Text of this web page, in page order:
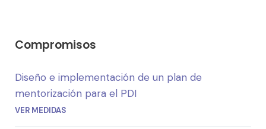
Compromisos
Diseño e implementación de un plan de
mentorización para el PDI
VER MEDIDAS